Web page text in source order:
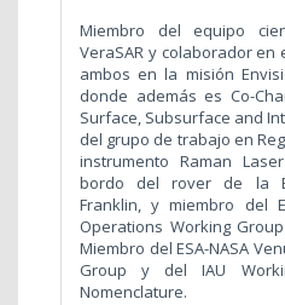
Miembro del equipo
VeraSAR y colaborador en
ambos en la misión
donde además es Co-
Surface, Subsurface and
del grupo de trabajo en
instrumento Raman
bordo del rover de la
Franklin, y miembro del
Operations Working
Miembro del ESA-NASA
Group y del IAU
Nomenclature.